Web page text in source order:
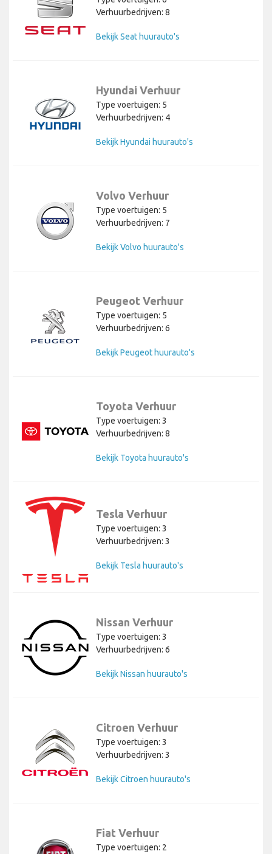
Verhuurbedrijven: 8
Bekijk Seat huurauto's
Hyundai Verhuur
Type voertuigen: 5
Verhuurbedrijven: 4
Bekijk Hyundai huurauto's
Volvo Verhuur
Type voertuigen: 5
Verhuurbedrijven: 7
Bekijk Volvo huurauto's
Peugeot Verhuur
Type voertuigen: 5
Verhuurbedrijven: 6
Bekijk Peugeot huurauto's
Toyota Verhuur
Type voertuigen: 3
Verhuurbedrijven: 8
Bekijk Toyota huurauto's
Tesla Verhuur
Type voertuigen: 3
Verhuurbedrijven: 3
Bekijk Tesla huurauto's
Nissan Verhuur
Type voertuigen: 3
Verhuurbedrijven: 6
Bekijk Nissan huurauto's
Citroen Verhuur
Type voertuigen: 3
Verhuurbedrijven: 3
Bekijk Citroen huurauto's
Fiat Verhuur
Type voertuigen: 2